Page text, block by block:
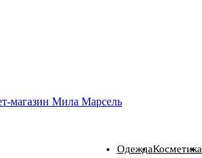
магазин Мила Марсель
ОдеждаКосметика